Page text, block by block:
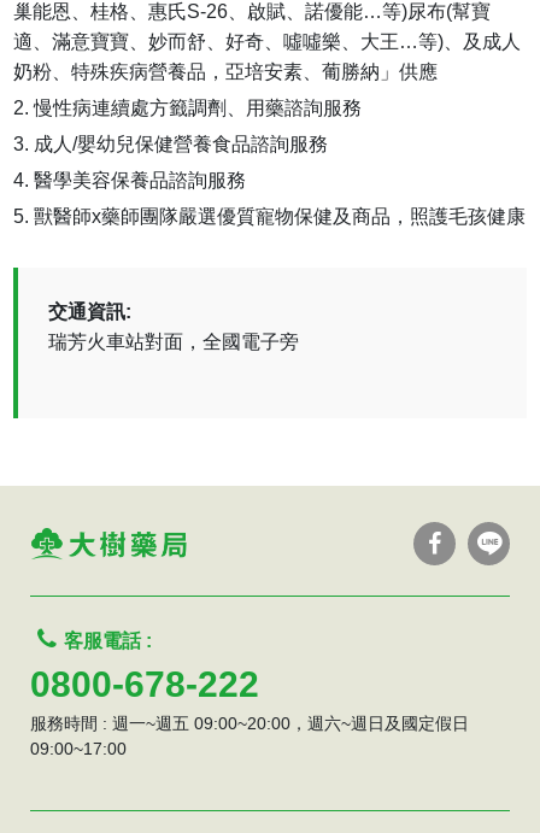
巢能恩、桂格、惠氏S-26、啟賦、諾優能…等)尿布(幫寶
適、滿意寶寶、妙而舒、好奇、噓噓樂、大王…等)、及成人
奶粉、特殊疾病營養品，亞培安素、葡勝納」供應
慢性病連續處方籤調劑、用藥諮詢服務
成人/嬰幼兒保健營養食品諮詢服務
醫學美容保養品諮詢服務
獸醫師x藥師團隊嚴選優質寵物保健及商品，照護毛孩健康
交通資訊:
瑞芳火車站對面，全國電子旁
客服電話 :
0800-678-222
服務時間 : 週一~週五 09:00~20:00，週六~週日及國定假日
09:00~17:00